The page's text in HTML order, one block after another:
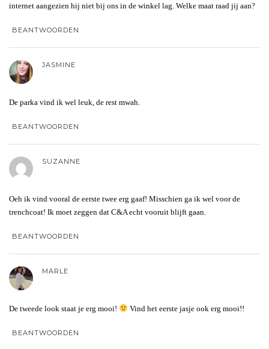
internet aangezien hij niet bij ons in de winkel lag. Welke maat raad jij aan?
BEANTWOORDEN
JASMINE
De parka vind ik wel leuk, de rest mwah.
BEANTWOORDEN
SUZANNE
Oeh ik vind vooral de eerste twee erg gaaf! Misschien ga ik wel voor de
trenchcoat! Ik moet zeggen dat C&A echt vooruit blijft gaan.
BEANTWOORDEN
MARLE
De tweede look staat je erg mooi! Vind het eerste jasje ook erg mooi!!
BEANTWOORDEN